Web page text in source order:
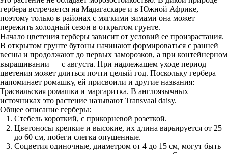
гербера встречается на Мадагаскаре и в Южной Африке,
поэтому только в районах с мягкими зимами она может
пережить холодный сезон в открытом грунте.
Начало цветения герберы зависит от условий ее произрастания.
В открытом грунте бутоны начинают формироваться с ранней
весны и продолжают до первых заморозков, а при контейнерном
выращивании — с августа. При надлежащем уходе период
цветения может длиться почти целый год. Поскольку гербера
напоминает ромашку, ей присвоили и другие названия:
Трасвальская ромашка и маргаритка. В англоязычных
источниках это растение называют Transvaal daisy.
Общее описание герберы:
Стебель короткий, с прикорневой розеткой.
Цветоносы крепкие и высокие, их длина варьируется от 25
до 60 см, побеги слегка опушенные.
Соцветия одиночные, диаметром от 4 до 15 см, могут быть